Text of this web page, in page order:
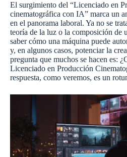
El surgimiento del “Licenciado en
cinematográfica con IA” marca un
en el panorama laboral. Ya no se
teoría de la luz o la composición de
saber cómo una máquina puede
y, en algunos casos, potenciar la
pregunta que muchos se hacen es:
Licenciado en Producción
respuesta, como veremos, es un